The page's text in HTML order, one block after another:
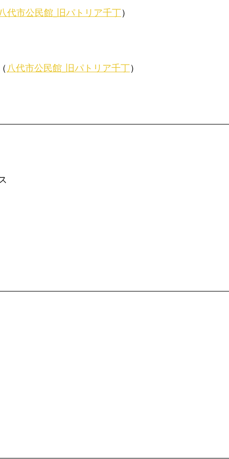
代市公民館_旧パトリア千丁）
八代市公民館_旧パトリア千丁）